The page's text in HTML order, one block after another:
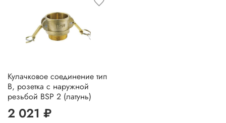
Кулачковое соединение тип
B, розетка с наружной
резьбой BSP 2 (латунь)
2 021 ₽